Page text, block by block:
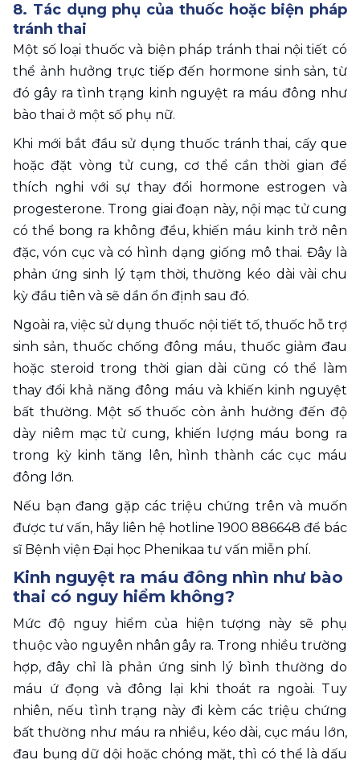
8. Tác dụng phụ của thuốc hoặc biện pháp
tránh thai
Một số loại thuốc và biện pháp tránh thai nội tiết có
thể ảnh hưởng trực tiếp đến hormone sinh sản, từ
đó gây ra tình trạng kinh nguyệt ra máu đông như
bào thai ở một số phụ nữ.
Khi mới bắt đầu sử dụng thuốc tránh thai, cấy que
hoặc đặt vòng tử cung, cơ thể cần thời gian để
thích nghi với sự thay đổi hormone estrogen và
progesterone. Trong giai đoạn này, nội mạc tử cung
có thể bong ra không đều, khiến máu kinh trở nên
đặc, vón cục và có hình dạng giống mô thai. Đây là
phản ứng sinh lý tạm thời, thường kéo dài vài chu
kỳ đầu tiên và sẽ dần ổn định sau đó.
Ngoài ra, việc sử dụng thuốc nội tiết tố, thuốc hỗ trợ
sinh sản, thuốc chống đông máu, thuốc giảm đau
hoặc steroid trong thời gian dài cũng có thể làm
thay đổi khả năng đông máu và khiến kinh nguyệt
bất thường. Một số thuốc còn ảnh hưởng đến độ
dày niêm mạc tử cung, khiến lượng máu bong ra
trong kỳ kinh tăng lên, hình thành các cục máu
đông lớn.
Nếu bạn đang gặp các triệu chứng trên và muốn
được tư vấn, hãy liên hệ hotline 1900 886648 để bác
sĩ Bệnh viện Đại học Phenikaa tư vấn miễn phí.
Kinh nguyệt ra máu đông nhìn như bào
thai có nguy hiểm không?
Mức độ nguy hiểm của hiện tượng này sẽ phụ
thuộc vào nguyên nhân gây ra. Trong nhiều trường
hợp, đây chỉ là phản ứng sinh lý bình thường do
máu ứ đọng và đông lại khi thoát ra ngoài. Tuy
nhiên, nếu tình trạng này đi kèm các triệu chứng
bất thường như máu ra nhiều, kéo dài, cục máu lớn,
đau bụng dữ dội hoặc chóng mặt, thì có thể là dấu